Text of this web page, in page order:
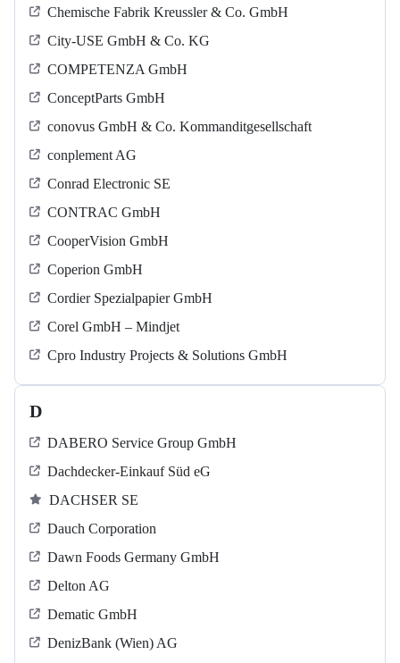
Chemische Fabrik Kreussler & Co. GmbH
City-USE GmbH & Co. KG
COMPETENZA GmbH
ConceptParts GmbH
conovus GmbH & Co. Kommanditgesellschaft
conplement AG
Conrad Electronic SE
CONTRAC GmbH
CooperVision GmbH
Coperion GmbH
Cordier Spezialpapier GmbH
Corel GmbH – Mindjet
Cpro Industry Projects & Solutions GmbH
D
DABERO Service Group GmbH
Dachdecker-Einkauf Süd eG
DACHSER SE
Dauch Corporation
Dawn Foods Germany GmbH
Delton AG
Dematic GmbH
DenizBank (Wien) AG